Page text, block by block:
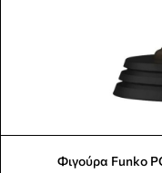
Φιγούρα Funko